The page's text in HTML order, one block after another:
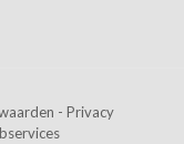
- Privacy